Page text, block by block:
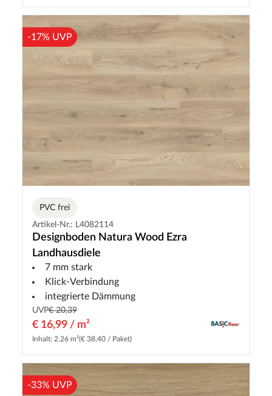
-17% UVP
PVC frei
Artikel-Nr.: L4082114
Designboden Natura Wood Ezra
Landhausdiele
7 mm stark
Klick-Verbindung
integrierte Dämmung
UVP€ 20,39
€ 16,99 / m²
Inhalt: 2.26 m²(€ 38,40 / Paket)
-33% UVP